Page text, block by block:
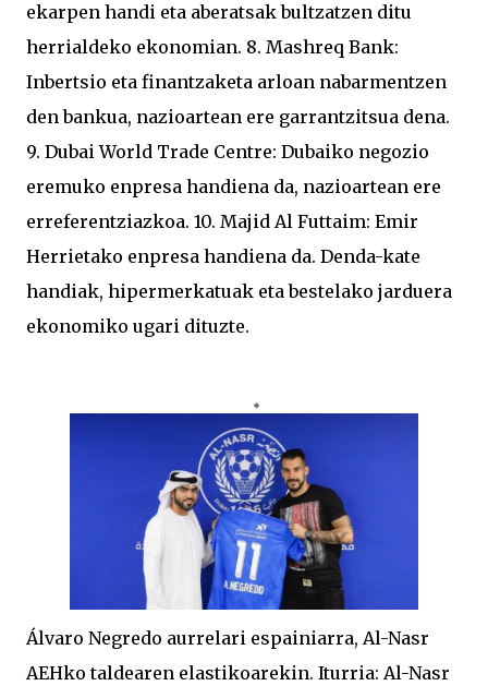
ekarpen handi eta aberatsak bultzatzen ditu
herrialdeko ekonomian. 8. Mashreq Bank:
Inbertsio eta finantzaketa arloan nabarmentzen
den bankua, nazioartean ere garrantzitsua dena.
9. Dubai World Trade Centre: Dubaiko negozio
eremuko enpresa handiena da, nazioartean ere
erreferentziazkoa. 10. Majid Al Futtaim: Emir
Herrietako enpresa handiena da. Denda-kate
handiak, hipermerkatuak eta bestelako jarduera
ekonomiko ugari dituzte.
Álvaro Negredo aurrelari espainiarra, Al-Nasr
AEHko taldearen elastikoarekin. Iturria: Al-Nasr